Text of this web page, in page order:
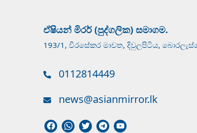
ඒෂියන් මිරර් (පුද්ගලික) සමාගම.
193/1, වීරසේකර මාවත, දිවුලපිටිය,
0112814449
news@asianmirror.lk